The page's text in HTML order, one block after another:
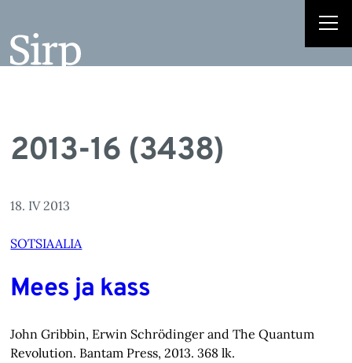
2013-16 (3438)
18. IV 2013
SOTSIAALIA
Mees ja kass
John Gribbin, Erwin Schrödinger and The Quantum
Revolution. Bantam Press, 2013. 368 lk.